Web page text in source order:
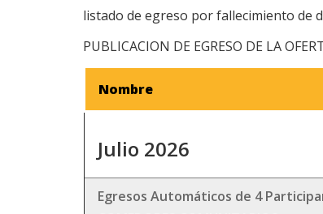
listado de egreso por fallecimiento de
PUBLICACION DE EGRESO DE LA
Nombre
Julio 2026
Egresos Automáticos de 4